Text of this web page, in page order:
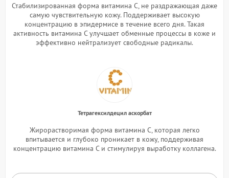
Стабилизированная форма витамина С, не раздражающая даже
самую чувствительную кожу. Поддерживает высокую
концентрацию в эпидермисе в течение всего дня. Такая
активность витамина С улучшает обменные процессы в коже и
эффективно нейтрализует свободные радикалы.
Тетрагексилдецил аскорбат
Жирорастворимая форма витамина С, которая легко
впитывается и глубоко проникает в кожу, поддерживая
концентрацию витамина С и стимулируя выработку коллагена.